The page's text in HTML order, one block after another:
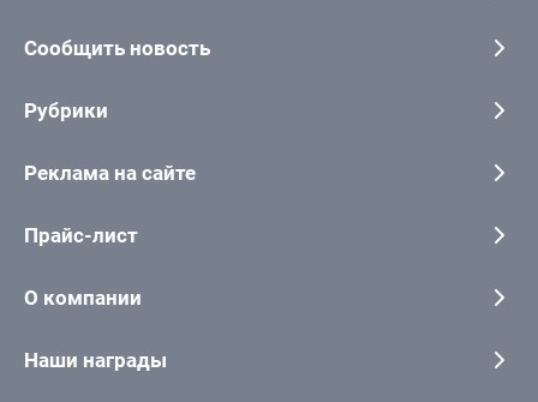
Сообщить новость
Рубрики
Реклама на сайте
Прайс-лист
О компании
Наши награды